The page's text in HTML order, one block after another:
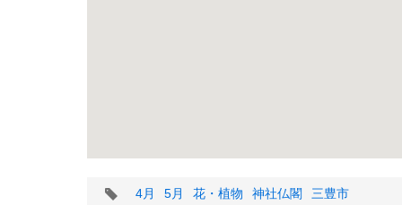
タ
4月 5月 花・植物 神社仏閣 三豊市